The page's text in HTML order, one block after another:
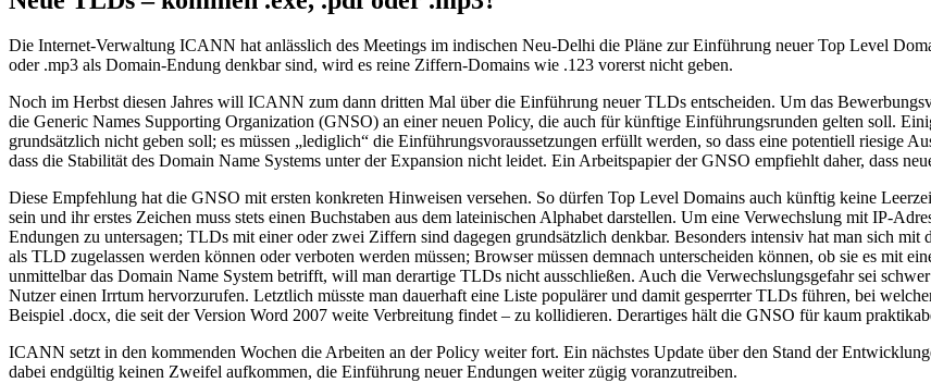
Die Internet-Verwaltung ICANN hat anlässlich des Meetings im indischen Neu-Delhi die Pläne zur Einführung neuer Top Level
oder .mp3 als Domain-Endung denkbar sind, wird es reine Ziffern-Domains wie .123 vorerst nicht geben.
Noch im Herbst diesen Jahres will ICANN zum dann dritten Mal über die Einführung neuer TLDs entscheiden. Um das
die Generic Names Supporting Organization (GNSO) an einer neuen Policy, die auch für künftige Einführungsrunden gelten soll.
grundsätzlich nicht geben soll; es müssen „lediglich“ die Einführungsvoraussetzungen erfüllt werden, so dass eine potentiell riesige
dass die Stabilität des Domain Name Systems unter der Expansion nicht leidet. Ein Arbeitspapier der GNSO empfiehlt daher, dass
Diese Empfehlung hat die GNSO mit ersten konkreten Hinweisen versehen. So dürfen Top Level Domains auch künftig keine
sein und ihr erstes Zeichen muss stets einen Buchstaben aus dem lateinischen Alphabet darstellen. Um eine Verwechslung mit IP-
Endungen zu untersagen; TLDs mit einer oder zwei Ziffern sind dagegen grundsätzlich denkbar. Besonders intensiv hat man sich
als TLD zugelassen werden können oder verboten werden müssen; Browser müssen demnach unterscheiden können, ob sie es mit
unmittelbar das Domain Name System betrifft, will man derartige TLDs nicht ausschließen. Auch die Verwechslungsgefahr sei
Nutzer einen Irrtum hervorzurufen. Letztlich müsste man dauerhaft eine Liste populärer und damit gesperrter TLDs führen, bei
Beispiel .docx, die seit der Version Word 2007 weite Verbreitung findet – zu kollidieren. Derartiges hält die GNSO für kaum
ICANN setzt in den kommenden Wochen die Arbeiten an der Policy weiter fort. Ein nächstes Update über den Stand der
dabei endgültig keinen Zweifel aufkommen, die Einführung neuer Endungen weiter zügig voranzutreiben.